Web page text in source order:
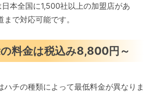
日本全国に1,500社以上の加盟店があ
で対応可能です。
料金は税込み8,800円～
ハチの種類によって最低料金が異なりま